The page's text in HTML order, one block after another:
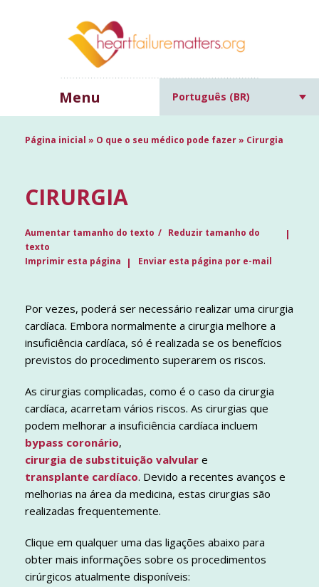
Menu Português (BR)
Página inicial » O que o seu médico pode fazer» Cirurgia
CIRURGIA
Aumentar tamanho do texto
Reduzir tamanho do
texto
Imprimir esta página
Enviar esta página por e-mail
Por vezes, poderá ser necessário realizar uma cirurgia
cardíaca. Embora normalmente a cirurgia melhore a
insuficiência cardíaca, só é realizada se os benefícios
previstos do procedimento superarem os riscos.
As cirurgias complicadas, como é o caso da cirurgia
cardíaca, acarretam vários riscos. As cirurgias que
podem melhorar a insuficiência cardíaca incluem
bypass coronário,
cirurgia de substituição valvular e
transplante cardíaco. Devido a recentes avanços e
melhorias na área da medicina, estas cirurgias são
realizadas frequentemente.
Clique em qualquer uma das ligações abaixo para
obter mais informações sobre os procedimentos
cirúrgicos atualmente disponíveis: